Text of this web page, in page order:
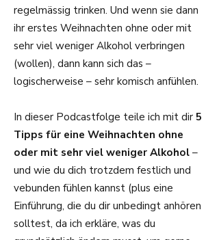
regelmässig trinken. Und wenn sie dann
ihr erstes Weihnachten ohne oder mit
sehr viel weniger Alkohol verbringen
(wollen), dann kann sich das –
logischerweise – sehr komisch anfühlen.
In dieser Podcastfolge teile ich mit dir 5
Tipps für eine Weihnachten ohne
oder mit sehr viel weniger Alkohol –
und wie du dich trotzdem festlich und
vebunden fühlen kannst (plus eine
Einführung, die du dir unbedingt anhören
solltest, da ich erkläre, was du